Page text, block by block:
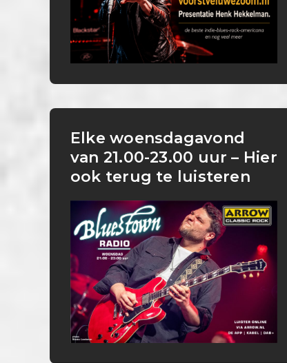
Elke woensdagavond
van 21.00-23.00 uur – Hier
ook terug te luisteren